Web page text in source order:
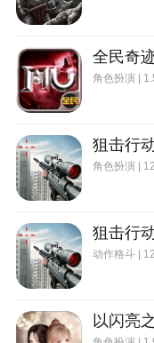
绑
6.修复其他端
7.优化文本元素
8.修复字体太小
全民奇
角色扮演 |
狙击行
角色扮演 |
狙击行
动作格斗 |
以闪亮